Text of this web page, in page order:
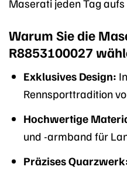
Maserati jeden Tag aufs
Warum Sie die
R8853100027
Exklusives Design:
Rennsporttradition
Hochwertige
und -armband für
Präzises